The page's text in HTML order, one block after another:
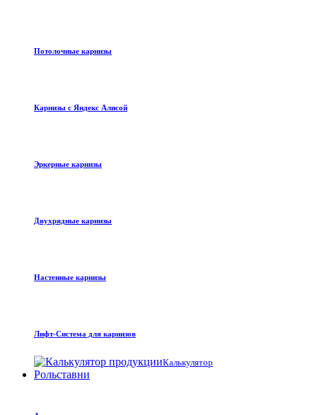
Потолочные карнизы
Карнизы с Яндекс Алисой
Эркерные карнизы
Двухрядные карнизы
Настенные карнизы
Лифт-Система для карнизов
Калькулятор
Рольставни